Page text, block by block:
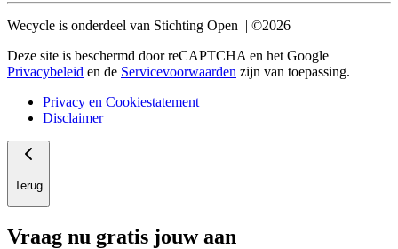
Wecycle is onderdeel van Stichting Open | ©2026
Deze site is beschermd door reCAPTCHA en het Google
Privacybeleid en de Servicevoorwaarden zijn van toepassing.
Privacy en Cookiestatement
Disclaimer
Terug
Vraag nu gratis jouw aan